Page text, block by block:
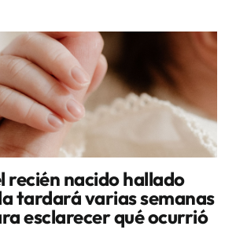
recién nacido hallado
tardará varias semanas
esclarecer qué ocurrió